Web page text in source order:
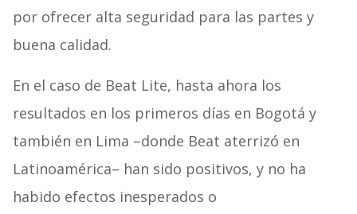
por ofrecer alta seguridad para las partes y
buena calidad.
En el caso de Beat Lite, hasta ahora los
resultados en los primeros días en Bogotá y
también en Lima –donde Beat aterrizó en
Latinoamérica– han sido positivos, y no ha
habido efectos inesperados o